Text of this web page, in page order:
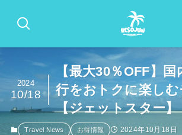
【最大30％OFF】
行をおトクに楽しむ
【ジェットスター】
2024
10/18
Travel News お得情報 2024年10月18日